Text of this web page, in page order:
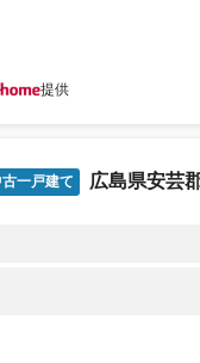
提供
一戸建て 広島県安芸